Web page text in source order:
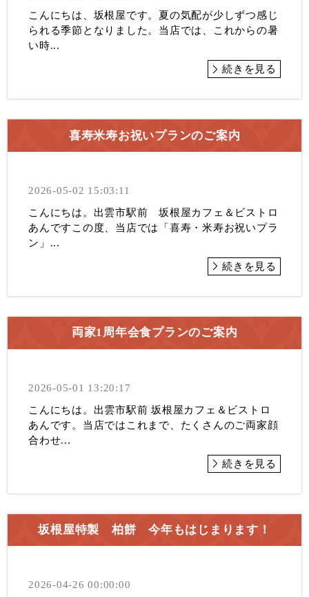
こんにちは、坂根屋です。夏の気配が少しずつ感じ
られる季節となりました。当店では、これからの暑
い時...
続きを見る
喜寿米寿お祝いプランのご案内
2026-05-02 15:03:11
こんにちは。出雲市駅前 坂根屋カフェ＆ビストロ
あんですこの度、当店では「喜寿・米寿お祝いプラ
ン」...
続きを見る
両家1周年会食プランのご案内
2026-05-01 13:20:17
こんにちは。出雲市駅前 坂根屋カフェ＆ビストロ
あんです。当店ではこれまで、たくさんのご両家顔
合わせ...
続きを見る
坂根屋特製 柏餅 今年もはじまります！
2026-04-26 00:00:00